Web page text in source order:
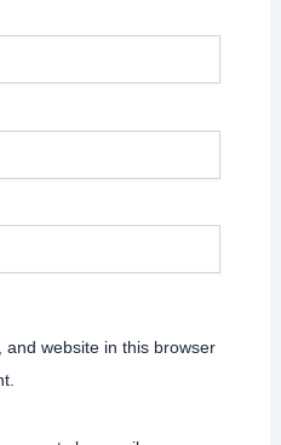
and website in this browser